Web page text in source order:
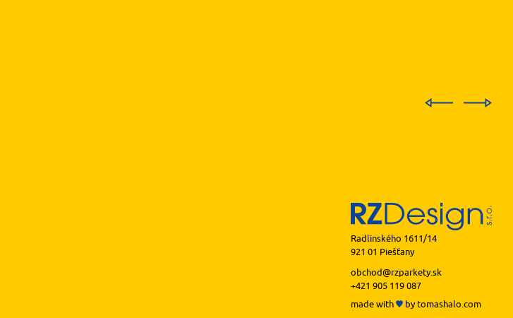
Radlinského 1611/14
921 01 Piešťany
obchod@rzparkety.sk
+421 905 119 087
made with
bytomashalo.com